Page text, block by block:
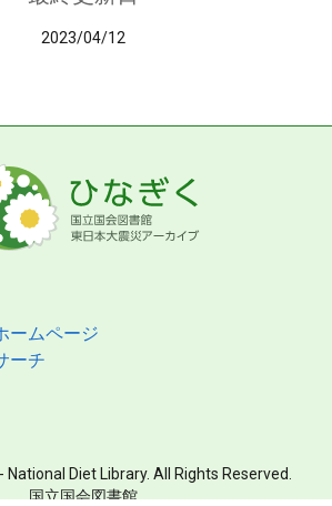
2023/04/12
ームページ
ーチ
Diet Library. All Rights Reserved.